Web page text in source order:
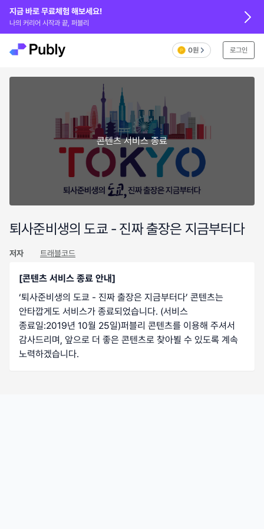
0원 로그인
지금 바로 무료체험 해보세요!
나의 커리어 시작과 끝, 퍼블리
콘텐츠 서비스 종료
퇴사준비생의 도쿄 - 진짜 출장은 지금부터다
저자 트래블코드
[콘텐츠 서비스 종료 안내]
‘퇴사준비생의 도쿄 - 진짜 출장은 지금부터다’ 콘텐츠는
안타깝게도 서비스가 종료되었습니다. (서비스
종료일:2019년 10월 25일)퍼블리 콘텐츠를 이용해 주셔서
감사드리며, 앞으로 더 좋은 콘텐츠로 찾아뵐 수 있도록 계속
노력하겠습니다.